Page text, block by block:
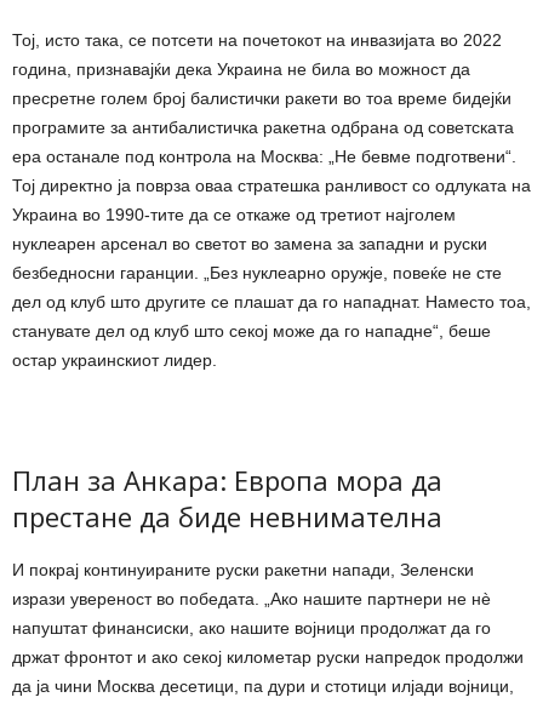
Тој, исто така, се потсети на почетокот на инвазијата во 2022
година, признавајќи дека Украина не била во можност да
пресретне голем број балистички ракети во тоа време бидејќи
програмите за антибалистичка ракетна одбрана од советската
ера останале под контрола на Москва: „Не бевме подготвени“.
Тој директно ја поврза оваа стратешка ранливост со одлуката на
Украина во 1990-тите да се откаже од третиот најголем
нуклеарен арсенал во светот во замена за западни и руски
безбедносни гаранции. „Без нуклеарно оружје, повеќе не сте
дел од клуб што другите се плашат да го нападнат. Наместо тоа,
станувате дел од клуб што секој може да го нападне“, беше
остар украинскиот лидер.
План за Анкара: Европа мора да
престане да биде невнимателна
И покрај континуираните руски ракетни напади, Зеленски
изрази увереност во победата. „Ако нашите партнери не нè
напуштат финансиски, ако нашите војници продолжат да го
држат фронтот и ако секој километар руски напредок продолжи
да ја чини Москва десетици, па дури и стотици илјади војници,